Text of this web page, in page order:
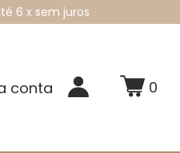
6 x sem juros
conta 0